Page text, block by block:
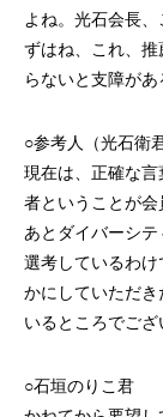
よね。光石会長
ずはね、これ、
らないと支障があ
○参考人（光石衛君
現在は、正確な
者ということが会
あとダイバーシ
選考しているわ
かにしていただ
いるところでござ
○石垣のりこ君